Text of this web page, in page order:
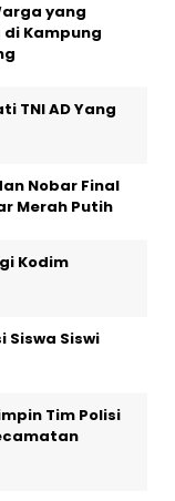
yang
Kampung
TNI AD Yang
Nobar Final
Merah Putih
Kodim
Siswa Siswi
Tim Polisi